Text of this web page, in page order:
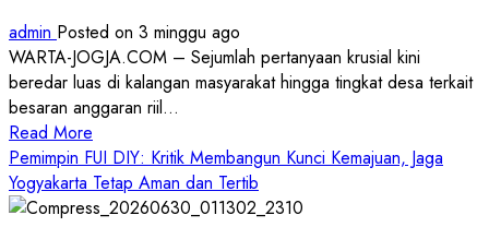
admin Posted on 3 minggu ago
WARTA-JOGJA.COM – Sejumlah pertanyaan krusial kini
beredar luas di kalangan masyarakat hingga tingkat desa terkait
besaran anggaran riil...
Read More
more
about
Anggaran
Pemimpin FUI DIY: Kritik Membangun Kunci Kemajuan, Jaga
Yogyakarta Tetap Aman dan Tertib